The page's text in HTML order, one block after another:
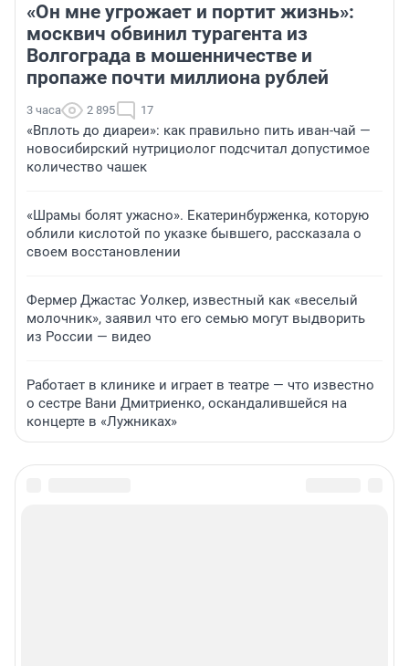
«Он мне угрожает и портит жизнь»:
москвич обвинил турагента из
Волгограда в мошенничестве и
пропаже почти миллиона рублей
3 часа 2 895 17
«Вплоть до диареи»: как правильно пить иван-чай —
новосибирский нутрициолог подсчитал допустимое
количество чашек
«Шрамы болят ужасно». Екатеринбурженка, которую
облили кислотой по указке бывшего, рассказала о
своем восстановлении
Фермер Джастас Уолкер, известный как «веселый
молочник», заявил что его семью могут выдворить
из России — видео
Работает в клинике и играет в театре — что известно
о сестре Вани Дмитриенко, оскандалившейся на
концерте в «Лужниках»